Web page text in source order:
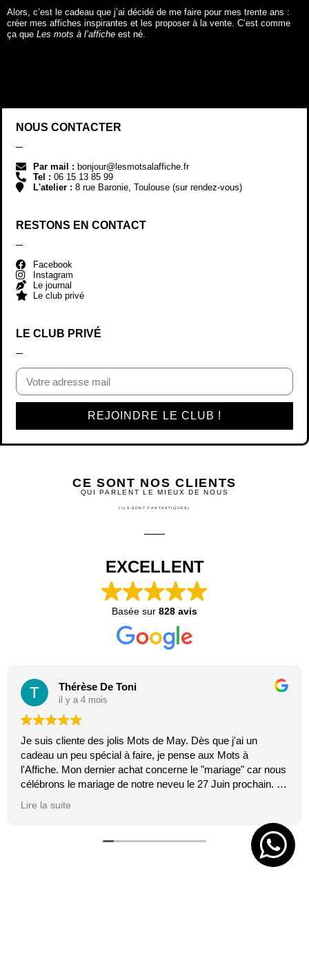
Alors, c’est le cadeau que j’ai décidé de me faire pour mes trente ans :
créer mes affiches inspirantes et les proposer à la vente. C’est comme
ça que Les mots à l’affiche est né.
NOUS CONTACTER
Par mail : bonjour@lesmotsalaffiche.fr
Tel : 06 15 13 85 99
L'atelier : 8 rue Baronie, Toulouse (sur rendez-vous)
RESTONS EN CONTACT
Facebook
Instagram
Le journal
Le club privé
LE CLUB PRIVÉ
REJOINDRE LE CLUB !
CE SONT NOS CLIENTS
QUI PARLENT LE MIEUX DE NOUS
(ILS SONT FANTASTIQUES)
EXCELLENT
Basée sur 828 avis
Thérèse De Toni
il y a 4 mois
Je suis cliente des jolis Mots de May. Dès que j'ai un
cadeau un peu spécial à faire, je pense aux Mots à
l'Affiche. Mon dernier achat concerne le "mariage" car nous
célébrons le mariage de notre neveu le 27 Juin prochain. Je
Lire la suite